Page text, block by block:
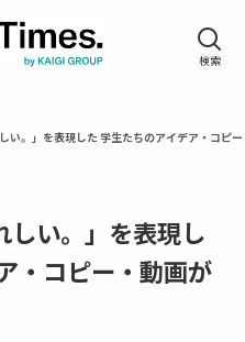
い。」を表現した 学生たちのアイデア・コピ
しい。」を表現し
・コピー・動画が